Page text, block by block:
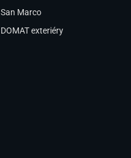
San Marco
DOMAT exteriéry